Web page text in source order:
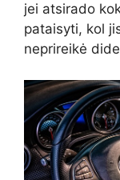
jei atsirado
pataisyti, kol
neprireikė